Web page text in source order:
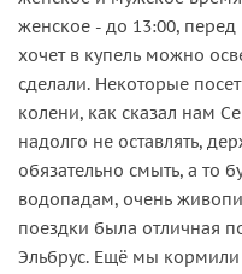
женское - до 13:00, перед
хочет в купель можно
сделали. Некоторые
колени, как сказал нам
надолго не оставлять,
обязательно смыть, а то
водопадам, очень
поездки была отличная
Эльбрус. Ещё мы кормили